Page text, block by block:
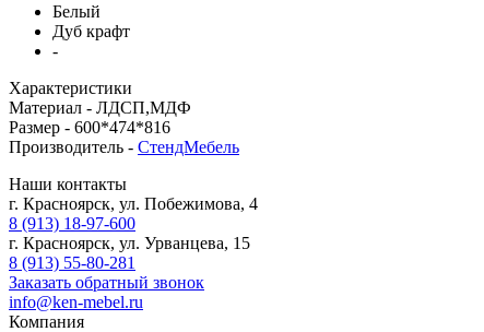
Белый
Дуб крафт
-
Характеристики
Материал - ЛДСП,МДФ
Размер - 600*474*816
Производитель - СтендМебель
Наши контакты
г. Красноярск, ул. Побежимова, 4
8 (913) 18-97-600
г. Красноярск, ул. Урванцева, 15
8 (913) 55-80-281
Заказать обратный звонок
info@ken-mebel.ru
Компания